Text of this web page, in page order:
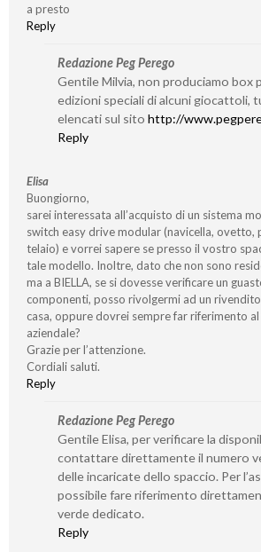
a presto
Reply
Redazione Peg Perego
Gentile Milvia, non produciamo box
edizioni speciali di alcuni
elencati sul sito http://
Reply
Elisa
Buongiorno,
sarei interessata all’acquisto di un sistema
switch easy drive modular (navicella, ovetto,
telaio) e vorrei sapere se presso il vostro
tale modello. Inoltre, dato che non sono
ma a BIELLA, se si dovesse verificare un
componenti, posso rivolgermi ad un
casa, oppure dovrei sempre far riferimento
aziendale?
Grazie per l’attenzione.
Cordiali saluti.
Reply
Redazione Peg Perego
Gentile Elisa, per verificare la
contattare direttamente il numero
delle incaricate dello spaccio. Per
possibile fare riferimento
verde dedicato.
Reply